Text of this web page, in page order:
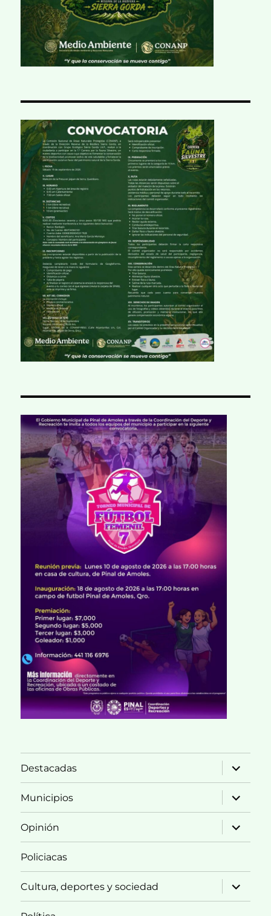
Destacadas
expande
el
menú
inferior
Municipios
expande
el
menú
inferior
Opinión
expande
el
menú
Policiacas
Cultura, deportes y sociedad
expande
el
menú